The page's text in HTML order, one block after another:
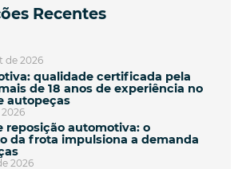
Recentes
de 2026
qualidade certificada pela
de 18 anos de experiência no
autopeças
2026
reposição automotiva: o
da frota impulsiona a demanda
2026